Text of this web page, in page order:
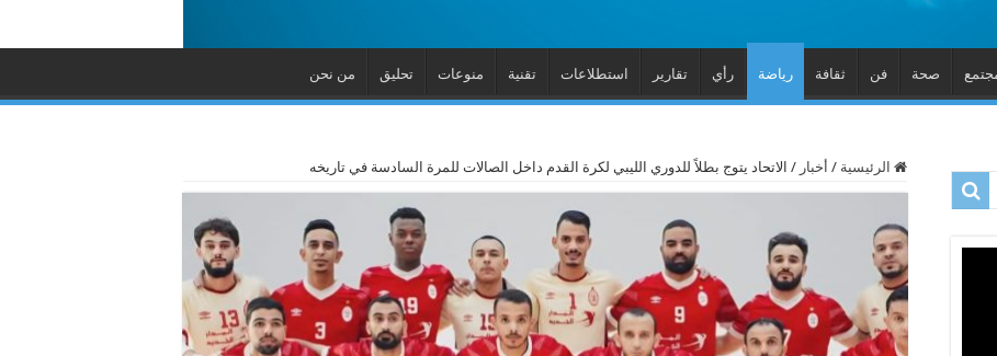
صحة فن ثقافة رياضة رأي تقارير استطلاعات تقنية منوعات تحليق من نحن
الرئيسية / أخبار / الاتحاد يتوج بطلاً للدوري الليبي لكرة القدم داخل الصالات للمرة السادسة في تاريخه